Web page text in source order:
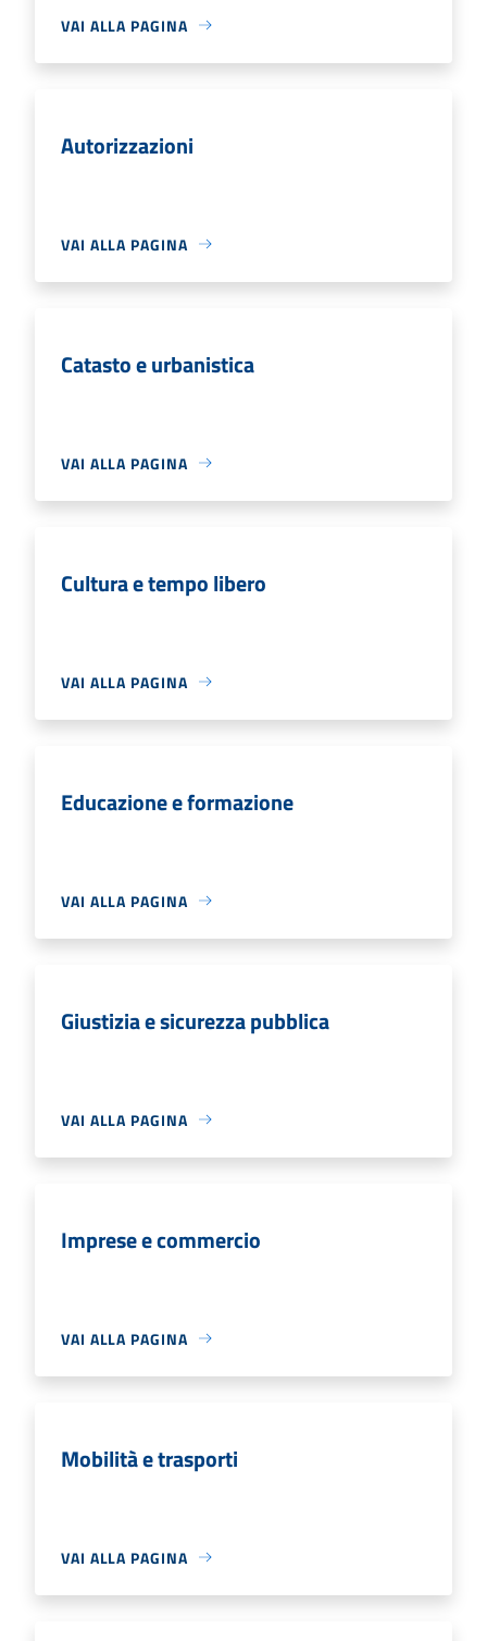
VAI ALLA PAGINA
Autorizzazioni
VAI ALLA PAGINA
Catasto e urbanistica
VAI ALLA PAGINA
Cultura e tempo libero
VAI ALLA PAGINA
Educazione e formazione
VAI ALLA PAGINA
Giustizia e sicurezza pubblica
VAI ALLA PAGINA
Imprese e commercio
VAI ALLA PAGINA
Mobilità e trasporti
VAI ALLA PAGINA